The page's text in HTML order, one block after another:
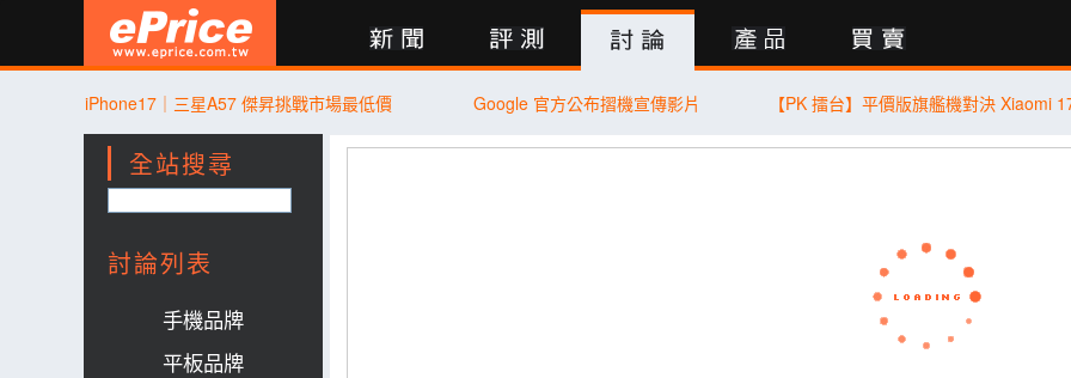
評測 討論 產品 買賣 登入 行動版
iPhone17｜三星A57 傑昇挑戰市場最低價 Google 官方公布摺機宣傳影片
全站搜尋
討論列表
手機品牌
平板品牌